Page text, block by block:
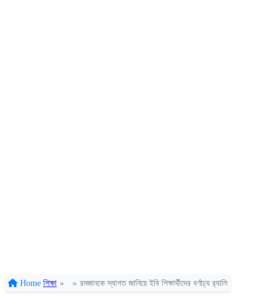
Home শিক্ষা » » রমজানকে স্বাগত জানিয়ে ইবি শিক্ষার্থীদের বর্ণাঢ্য র‍্যালি